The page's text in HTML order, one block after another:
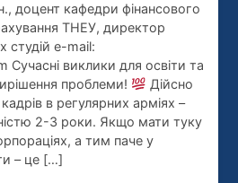
виклики
та
бізнесу!
кафедри фінансового
ТНЕУ, директор
студій e-mail:
Сучасні виклики для освіти та
проблеми!
Дійсно
в регулярних арміях –
2-3 роки. Якщо мати туку
а тим паче у
– це […]